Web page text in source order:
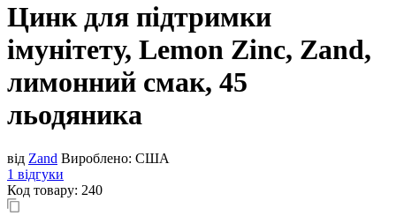
Цинк для підтримки
імунітету, Lemon Zinc, Zand,
лимонний смак, 45
льодяника
від Zand Вироблено: США
1 відгуки
Код товару: 240